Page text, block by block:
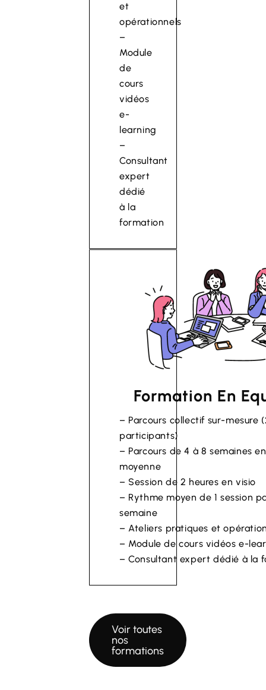
et
opérationnels
–
Module
de
cours
vidéos
e-
learning
–
Consultant
expert
dédié
à la
formation
Formation En
– Parcours collectif sur-mesure
participants)
– Parcours de 4 à 8 semaines en
moyenne
– Session de 2 heures en visio
– Rythme moyen de 1 session
semaine
– Ateliers pratiques et
– Module de cours vidéos e-
– Consultant expert dédié à la
Voir toutes
nos
formations